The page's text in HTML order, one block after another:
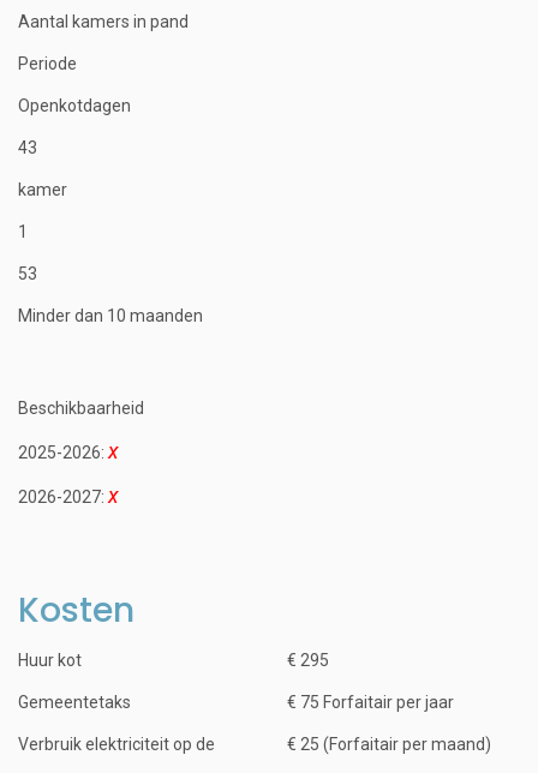
Aantal kamers in pand
Periode
Openkotdagen
43
kamer
1
53
Minder dan 10 maanden
Beschikbaarheid
2025-2026:
2026-2027:
Kosten
Huur kot € 295
Gemeentetaks € 75 Forfaitair per jaar
Verbruik elektriciteit op de € 25 (Forfaitair per maand)